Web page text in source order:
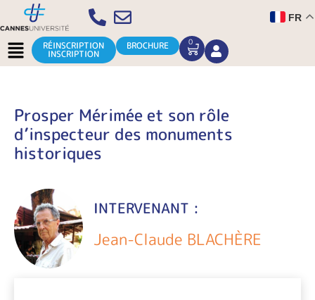
Aller
au
contenu
FR
Menu RÉINSCRIPTION
INSCRIPTION
BROCHURE 0
CART
Prosper Mérimée et son rôle
d’inspecteur des monuments
historiques
INTERVENANT :
Jean-Claude BLACHÈRE